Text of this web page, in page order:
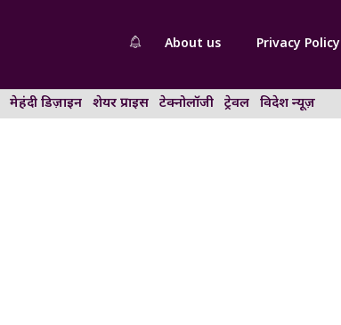
About us Privacy Policy
मेहंदी डिज़ाइन शेयर प्राइस टेक्नोलॉजी ट्रेवल विदेश न्यूज़